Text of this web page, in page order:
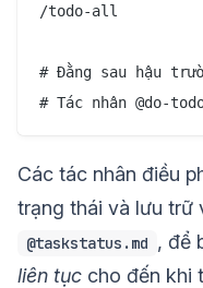
/todo-all
# Đằng sau hậu
Các tác nhân điều
trạng thái và lưu trữ
@taskstatus.md , để
liên tục cho đến khi